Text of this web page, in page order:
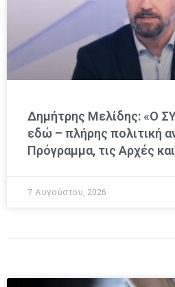
Δημήτρης Μελίδης: «Ο
εδώ – πλήρης πολιτική
Πρόγραμμα, τις Αρχές
7 Αυγούστου, 2026